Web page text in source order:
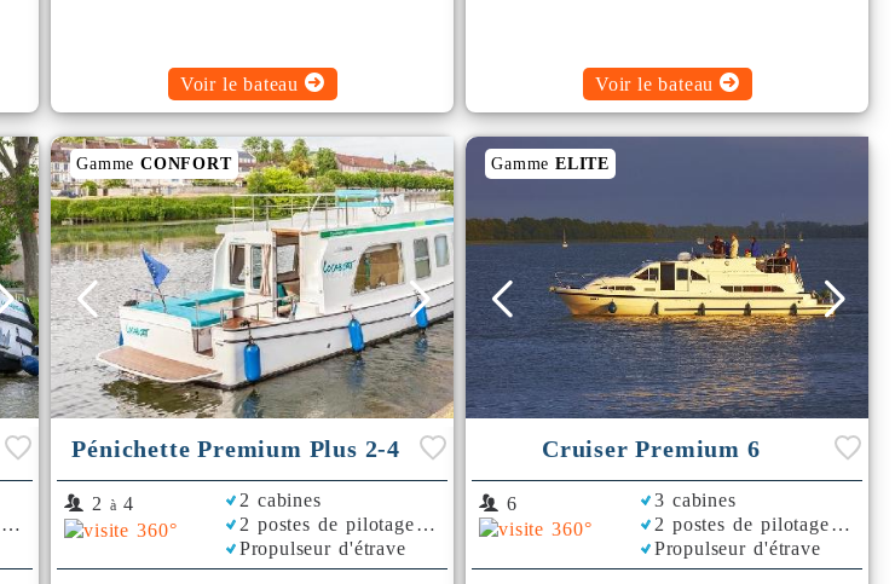
Voir le bateau Voir le bateau
Gamme CONFORT
Pénichette Premium Plus 2-4
2 à 4
2 cabines
2 postes de pilotage
Propulseur d'étrave
GammeELITE
Cruiser Premium 6
6
3 cabines
2 postes de pilotage
Propulseur d'étrave
Bimini